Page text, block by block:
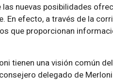
nuevas posibilidades
En efecto, a través de la
que proporcionan
tienen una visión común
delegado de